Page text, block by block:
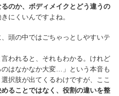
のか、ボディメイクとどう違うの
にくいんですよね。
頭の中ではごちゃっとしやすいテ
言われると、それもわかる。けれど
はなかなか大変…」という本音も
択肢が出てくるわけですが、ここ
ることではなく、役割の違いを整